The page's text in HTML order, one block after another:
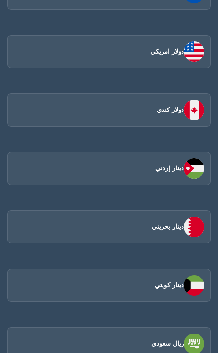
دولار امريكي
دولار كندي
دينار إردني
دينار بحريني
دينار كويتي
ريال سعودي